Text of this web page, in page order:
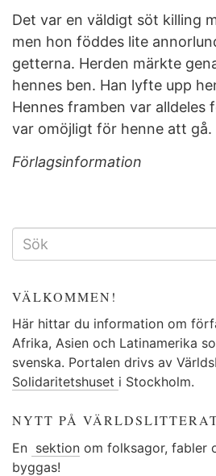
Det var en väldigt söt killing
men hon föddes lite
getterna. Herden märkte
hennes ben. Han lyfte upp
Hennes framben var alldeles
var omöjligt för henne att gå.
Förlagsinformation
SÖKFORMULÄR
VÄLKOMMEN!
Här hittar du information om
Afrika, Asien och Latinamerika
svenska. Portalen drivs av
Solidaritetshuset i Stockholm.
NYTT PÅ
En sektion om folksagor, fabler
byggas!